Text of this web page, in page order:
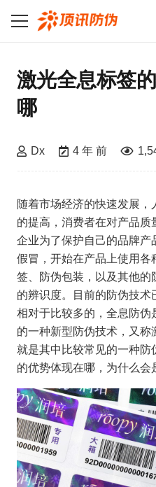
激光全息标签
哪
Dx 4 年 前
随着市场经济的快速发展
的提高，消费者在对产品
企业为了保护自己的品牌产
假冒，开始在产品上使用
签、防伪包装，以及其他
的辨识度。目前的防伪技
相对于比较多的，全息防
的一种新型防伪技术，又
就是其中比较常见的一种防
的优势体现在哪，为什么会